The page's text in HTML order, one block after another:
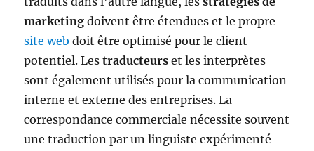
marketing doivent être étendues et le propre
site web doit être optimisé pour le client
potentiel. Lestraducteurs et les interprètes
sont également utilisés pour la communication
interne et externe des entreprises. La
correspondance commerciale nécessite souvent
une traduction par un linguiste expérimenté